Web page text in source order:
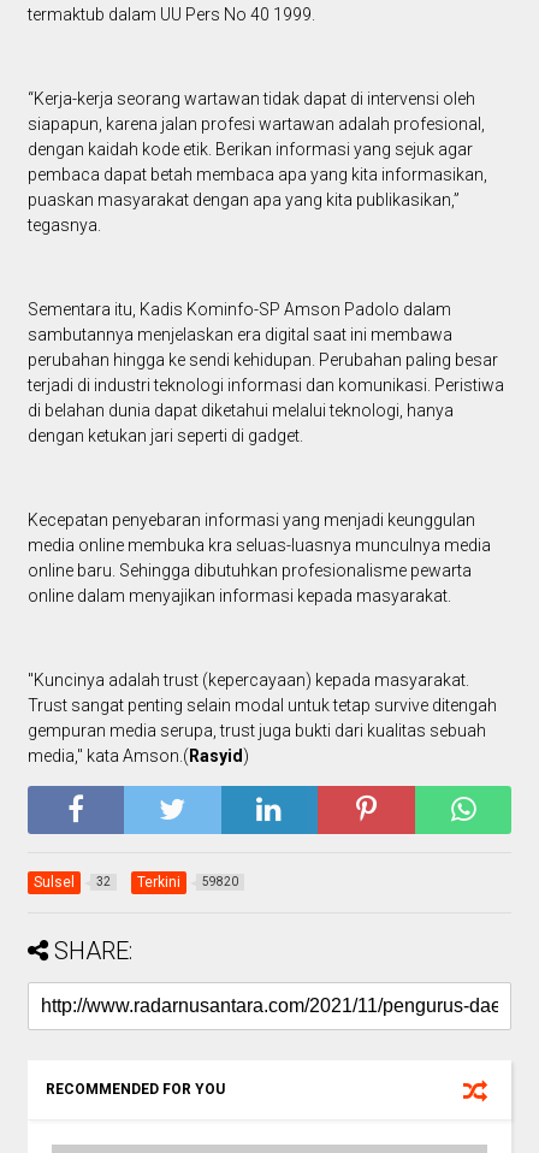
termaktub dalam UU Pers No 40 1999.
“Kerja-kerja seorang wartawan tidak dapat di intervensi oleh
siapapun, karena jalan profesi wartawan adalah profesional,
dengan kaidah kode etik. Berikan informasi yang sejuk agar
pembaca dapat betah membaca apa yang kita informasikan,
puaskan masyarakat dengan apa yang kita publikasikan,”
tegasnya.
Sementara itu, Kadis Kominfo-SP Amson Padolo dalam
sambutannya menjelaskan era digital saat ini membawa
perubahan hingga ke sendi kehidupan. Perubahan paling besar
terjadi di industri teknologi informasi dan komunikasi. Peristiwa
di belahan dunia dapat diketahui melalui teknologi, hanya
dengan ketukan jari seperti di gadget.
Kecepatan penyebaran informasi yang menjadi keunggulan
media online membuka kra seluas-luasnya munculnya media
online baru. Sehingga dibutuhkan profesionalisme pewarta
online dalam menyajikan informasi kepada masyarakat.
"Kuncinya adalah trust (kepercayaan) kepada masyarakat.
Trust sangat penting selain modal untuk tetap survive ditengah
gempuran media serupa, trust juga bukti dari kualitas sebuah
media," kata Amson.( Rasyid )
Sulsel 32 Terkini 59820
SHARE:
RECOMMENDED FOR YOU